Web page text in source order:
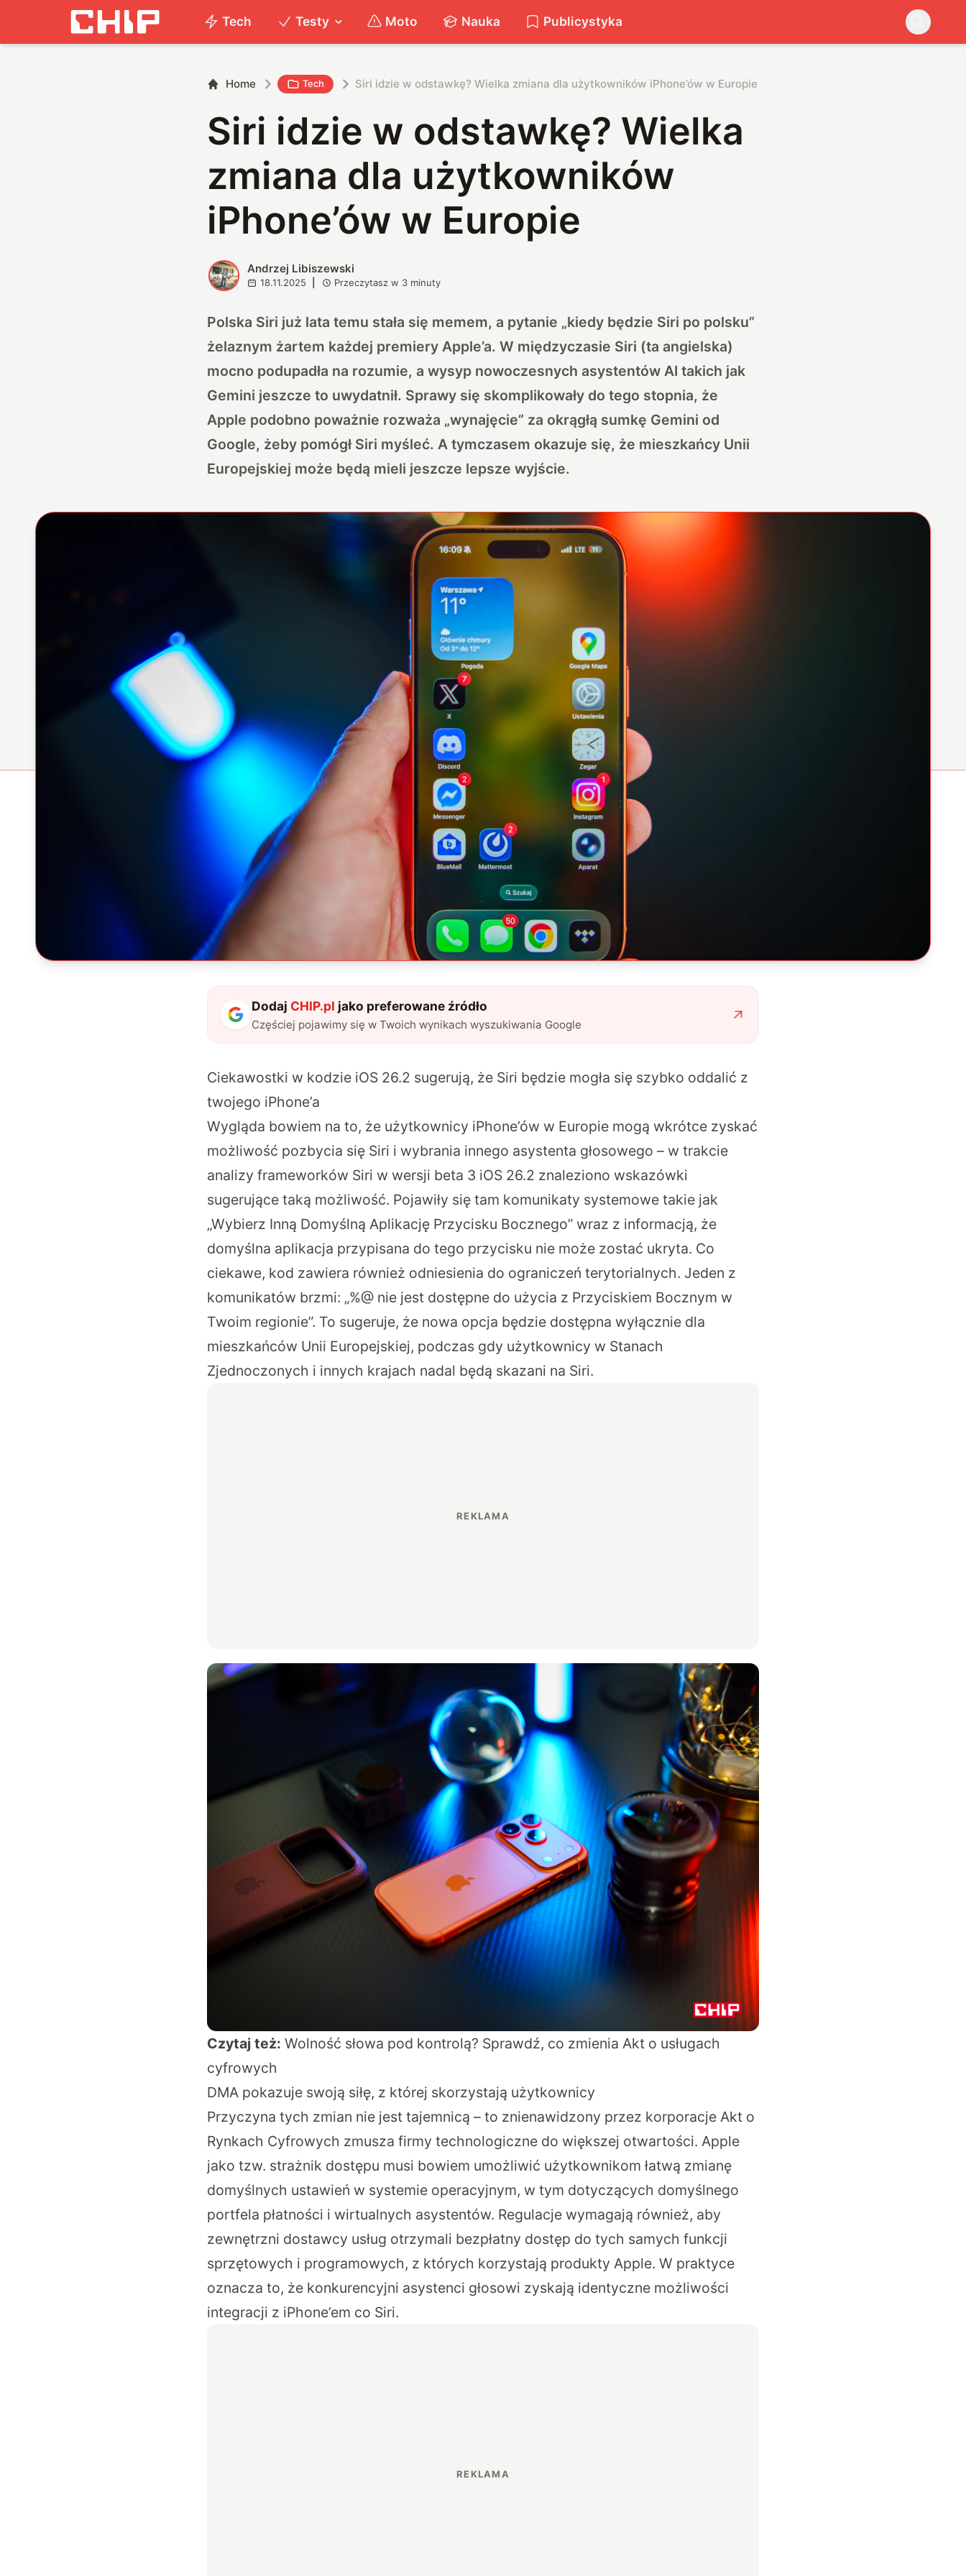
Tech Testy Moto Nauka Publicystyka
Home Tech Siri idzie w odstawkę? Wielka zmiana dla użytkowników iPhone’ów w Europie
Siri idzie w odstawkę? Wielka
zmiana dla użytkowników
iPhone’ów w Europie
A Andrzej Libiszewski
18.11.2025 Przeczytasz w 3 minuty
Polska Siri już lata temu stała się memem, a pytanie „kiedy będzie Siri po polsku”
żelaznym żartem każdej premiery Apple’a. W międzyczasie Siri (ta angielska)
mocno podupadła na rozumie, a wysyp nowoczesnych asystentów AI takich jak
Gemini jeszcze to uwydatnił. Sprawy się skomplikowały do tego stopnia, że
Apple podobno poważnie rozważa „wynajęcie” za okrągłą sumkę Gemini od
Google, żeby pomógł Siri myśleć. A tymczasem okazuje się, że mieszkańcy Unii
Europejskiej może będą mieli jeszcze lepsze wyjście.
Dodaj CHIP.pl jako preferowane źródło
Częściej pojawimy się w Twoich wynikach wyszukiwania Google
Ciekawostki w kodzie iOS 26.2 sugerują, że Siri będzie mogła się szybko oddalić z
twojego iPhone’a
Wygląda bowiem na to, że użytkownicy iPhone’ów w Europie mogą wkrótce zyskać
możliwość pozbycia się Siri i wybrania innego asystenta głosowego – w trakcie
analizy frameworków Siri w wersji beta 3 iOS 26.2 znaleziono wskazówki
sugerujące taką możliwość. Pojawiły się tam komunikaty systemowe takie jak
„Wybierz Inną Domyślną Aplikację Przycisku Bocznego” wraz z informacją, że
domyślna aplikacja przypisana do tego przycisku nie może zostać ukryta. Co
ciekawe, kod zawiera również odniesienia do ograniczeń terytorialnych. Jeden z
komunikatów brzmi: „%@ nie jest dostępne do użycia z Przyciskiem Bocznym w
Twoim regionie”. To sugeruje, że nowa opcja będzie dostępna wyłącznie dla
mieszkańców Unii Europejskiej, podczas gdy użytkownicy w Stanach
Zjednoczonych i innych krajach nadal będą skazani na Siri.
Czytaj też: Wolność słowa pod kontrolą? Sprawdź, co zmienia Akt o usługach
cyfrowych
DMA pokazuje swoją siłę, z której skorzystają użytkownicy
Przyczyna tych zmian nie jest tajemnicą – to znienawidzony przez korporacje Akt o
Rynkach Cyfrowych zmusza firmy technologiczne do większej otwartości. Apple
jako tzw. strażnik dostępu musi bowiem umożliwić użytkownikom łatwą zmianę
domyślnych ustawień w systemie operacyjnym, w tym dotyczących domyślnego
portfela płatności i wirtualnych asystentów. Regulacje wymagają również, aby
zewnętrzni dostawcy usług otrzymali bezpłatny dostęp do tych samych funkcji
sprzętowych i programowych, z których korzystają produkty Apple. W praktyce
oznacza to, że konkurencyjni asystenci głosowi zyskają identyczne możliwości
integracji z iPhone’em co Siri.